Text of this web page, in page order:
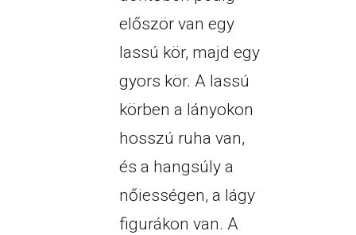
először van egy
lassú kör, majd egy
gyors kör. A lassú
körben a lányokon
hosszú ruha van,
és a hangsúly a
nőiességen, a lágy
figurákon van. A